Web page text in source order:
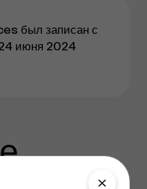
был записан с
июня 2024